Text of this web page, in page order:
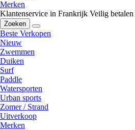
Merken
Klantenservice in Frankrijk Veilig betalen
Zoeken
Beste Verkopen
Nieuw
Zwemmen
Duiken
Surf
Paddle
Watersporten
Urban sports
Zomer / Strand
Uitverkoop
Merken